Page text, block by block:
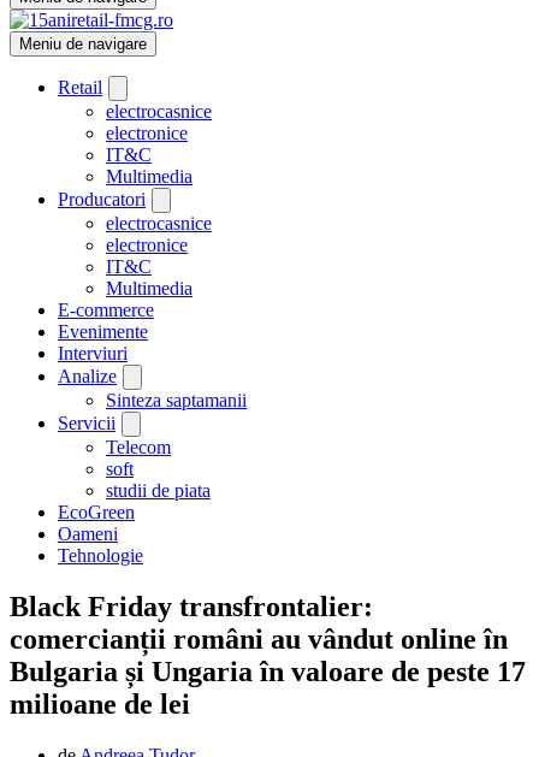
Meniu de navigare
Retail
electrocasnice
electronice
IT&C
Multimedia
Producatori
electrocasnice
electronice
IT&C
Multimedia
E-commerce
Evenimente
Interviuri
Analize
Sinteza saptamanii
Servicii
Telecom
soft
studii de piata
EcoGreen
Oameni
Tehnologie
Black Friday transfrontalier:
comercianții români au vândut online în
Bulgaria și Ungaria în valoare de peste 17
milioane de lei